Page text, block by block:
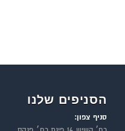
הסניפים שלנו
סניף צפון: